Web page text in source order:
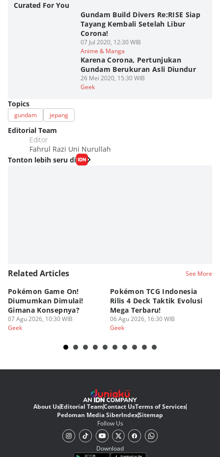
Curated For You
Gundam Build Divers Re:RISE Siap
Tayang Kembali Setelah Libur
Corona!
07 Jul 2020, 12:30 WIB
Anime & Manga
Karena Corona, Pertunjukan
Gundam Berukuran Asli Diundur
26 Mei 2020, 15:30 WIB
Geek
Topics
gundam jepang
Editorial Team
Editor
Fahrul Razi Uni Nurullah
Tonton lebih seru di
Related Articles See More
Pokémon Game On!
Diumumkan Dimulai!
Gimana Konsepnya?
07 Agu 2026, 10:30 WIB
Geek
Pokémon TCG Indonesia
Rilis 4 Deck Taktik Evolusi
Mega Terbaru!
06 Agu 2026, 16:30 WIB
Geek
About UsEditorial TeamContact UsTerms of Services
Pedoman Media SiberIndexSitemap
Follow Us
Download